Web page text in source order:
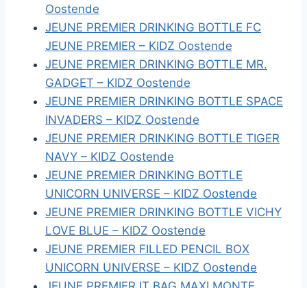
Oostende
JEUNE PREMIER DRINKING BOTTLE FC
JEUNE PREMIER – KIDZ Oostende
JEUNE PREMIER DRINKING BOTTLE MR.
GADGET – KIDZ Oostende
JEUNE PREMIER DRINKING BOTTLE SPACE
INVADERS – KIDZ Oostende
JEUNE PREMIER DRINKING BOTTLE TIGER
NAVY – KIDZ Oostende
JEUNE PREMIER DRINKING BOTTLE
UNICORN UNIVERSE – KIDZ Oostende
JEUNE PREMIER DRINKING BOTTLE VICHY
LOVE BLUE – KIDZ Oostende
JEUNE PREMIER FILLED PENCIL BOX
UNICORN UNIVERSE – KIDZ Oostende